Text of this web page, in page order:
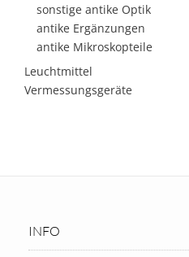
sonstige antike Optik
antike Ergänzungen
antike Mikroskopteile
Leuchtmittel
Vermessungsgeräte
INFO